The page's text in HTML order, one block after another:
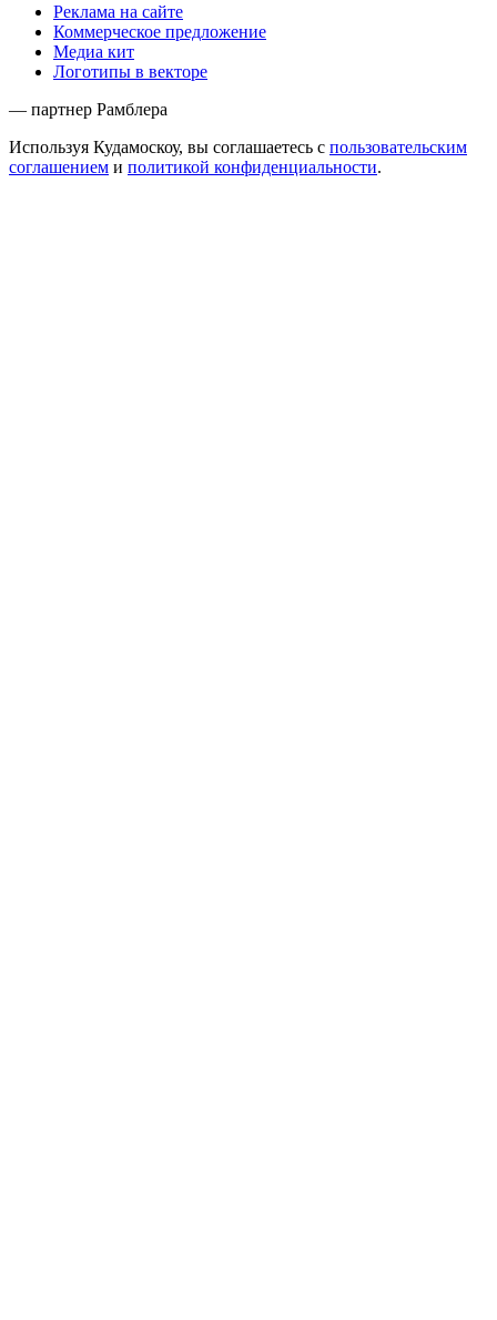
Реклама на сайте
Коммерческое предложение
Медиа кит
Логотипы в векторе
— партнер Рамблера
Используя Кудамоскоу, вы соглашаетесь с пользовательским
соглашением и политикой конфиденциальности.